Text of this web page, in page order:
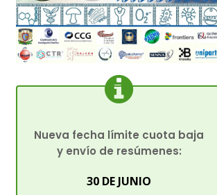
Nueva fecha límite cuota baja
y envío de resúmenes:
30 DE JUNIO